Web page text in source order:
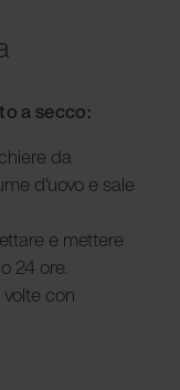
a secco:
da
d'uovo e sale
e mettere
24 ore.
con